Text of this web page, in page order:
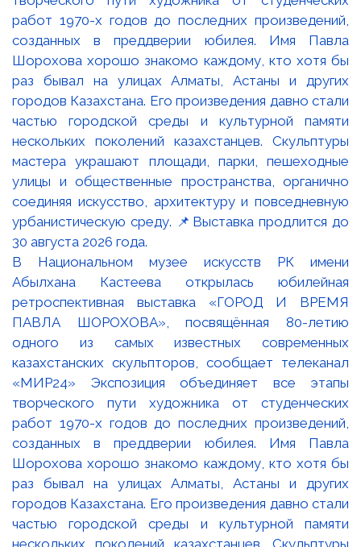
В Национальном музее искусств РК имени
Абылхана Кастеева открылась юбилейная
ретроспективная выставка «ГОРОД И ВРЕМЯ
ПАВЛА ШОРОХОВА», посвящённая 80-летию
одного из самых известных современных
казахстанских скульпторов, сообщает телеканал
«МИР24» Экспозиция объединяет все этапы
творческого пути художника от студенческих
работ 1970-х годов до последних произведений,
созданных в преддверии юбилея. Имя Павла
Шорохова хорошо знакомо каждому, кто хотя бы
раз бывал на улицах Алматы, Астаны и других
городов Казахстана. Его произведения давно стали
частью городской среды и культурной памяти